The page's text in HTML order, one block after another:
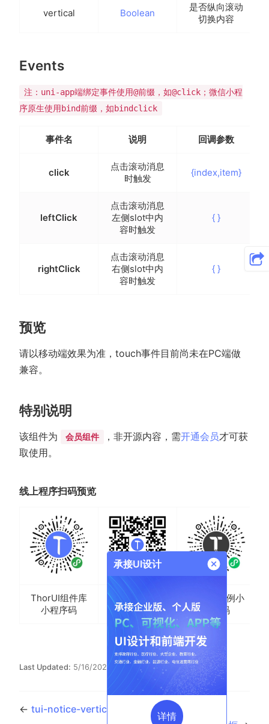
vertical Boolean
是否纵向滚动
切换内容
Events
注：uni-app端绑定事件使用@前缀，如@click；微信小程
序原生使用bind前缀，如bindclick
事件名 说明 回调参数
click
点击滚动消息
时触发
{index,item}
leftClick
点击滚动消息
左侧slot中内
容时触发
{ }
rightClick
点击滚动消息
右侧slot中内
容时触发
{ }
预览
请以移动端效果为准，touch事件目前尚未在PC端做
兼容。
特别说明
该组件为 会员组件 ，非开源内容，需开通会员才可获
取使用。
线上程序扫码预览
ThorUI组件库
小程序码
H5二维码
ThorUI示例小
程序码
Last Updated: 5/16/2026, 9:01:28 AM
← tui-notice-vertical 纵向通告栏
承接UI设计
详情